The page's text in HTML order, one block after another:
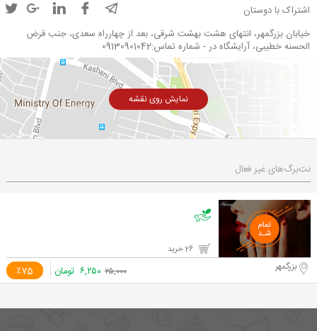
اشتراک با دوستان
خیابان بزرگمهر، انتهای هشت بهشت شرقی، بعد از چهارراه سعدی، جنب قرض
الحسنه خطیبی، آرایشگاه در - شماره تماس:09130901042
نمایش روی نقشه
نت‌برگ‌های غیر فعال
٪75 بزرگمهر ۲۵,۰۰۰ ۶,۲۵۰ تومان